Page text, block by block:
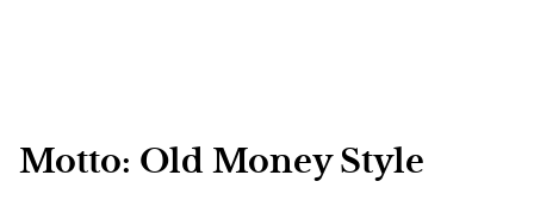
Motto: Old Money Style